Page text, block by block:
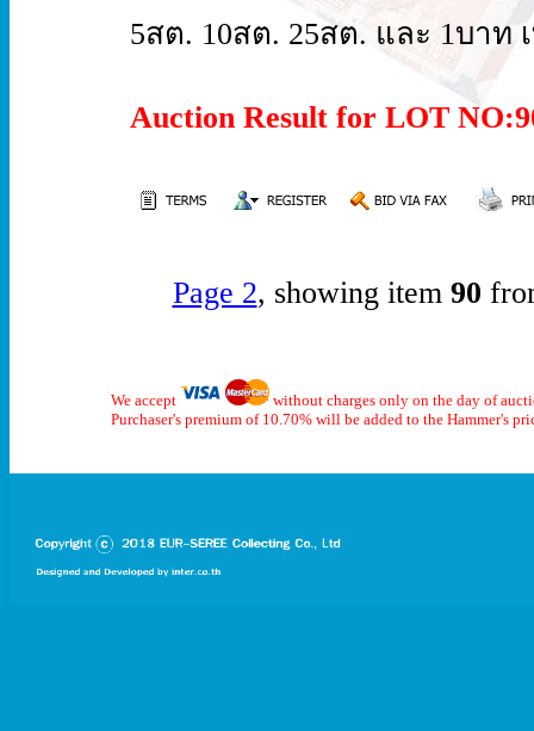
5สต. 10สต. 25สต. และ 1บาท
Auction Result for LOT
Page 2, showing item 90
We accept
without charges only on the day of
Purchaser's premium of 10.70% will be added to the Hammer's